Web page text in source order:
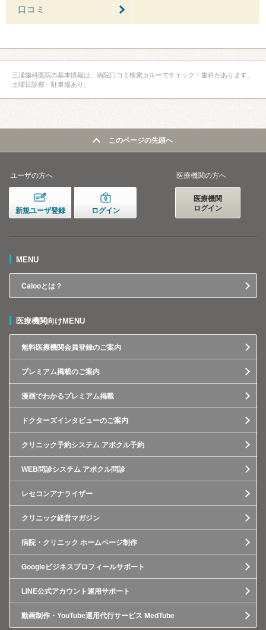
口コミ
三浦歯科医院の基本情報は、病院口コミ検索カルーでチェック！歯科があります。
土曜日診察・駐車場あり。
このページの先頭へ
ユーザの方へ
新規ユーザ登録 ログイン
医療機関の方へ
医療機関
ログイン
MENU
Calooとは？
医療機関向けMENU
無料医療機関会員登録のご案内
プレミアム掲載のご案内
漫画でわかるプレミアム掲載
ドクターズインタビューのご案内
クリニック予約システム アポクル予約
WEB問診システム アポクル問診
レセコンアナライザー
クリニック経営マガジン
病院・クリニック ホームページ制作
Googleビジネスプロフィールサポート
LINE公式アカウント運用サポート
動画制作・YouTube運用代行サービス MedTube